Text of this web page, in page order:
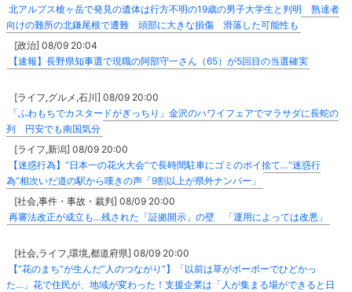
北アルプス槍ヶ岳で発見の遺体は行方不明の19歳の男子大学生と判明 熟達者
向けの難所の北鎌尾根で遭難 頭部に大きな損傷 滑落した可能性も
[政治] 08/09 20:04
【速報】長野県知事選で現職の阿部守一さん（65）が5回目の当選確実
[ライフ,グルメ,石川] 08/09 20:00
「ふわもちでカスタードがぎっちり」金沢のハワイフェアでマラサダに長蛇の
列 円安でも南国気分
[ライフ,新潟] 08/09 20:00
【迷惑行為】“日本一の花火大会”で長時間駐車にゴミのポイ捨て…“迷惑行
為”相次いだ道の駅から嘆きの声「9割以上が県外ナンバー」
[社会,事件・事故・裁判] 08/09 20:00
再審法改正が成立も…残された「証拠開示」の壁 「運用によっては改悪」
[社会,ライフ,環境,都道府県] 08/09 20:00
【”花のまち”が生んだ”人のつながり”】「以前は草がボーボーでひどかっ
た…」花で住民が、地域が変わった！支援企業は「人が集まる場ができると日